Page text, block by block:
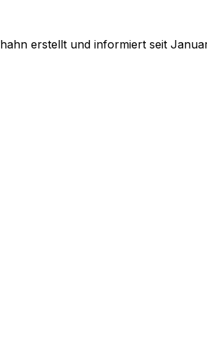
erstellt und informiert seit